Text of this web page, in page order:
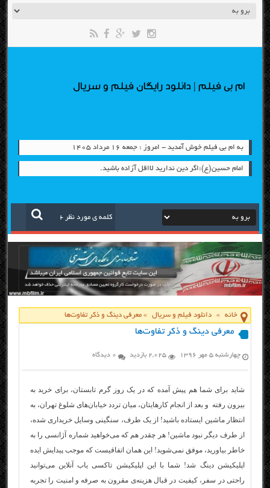
ام بی فیلم | دانلود رایگان فیلم و سریال
به ام بی فیلم خوش آمدید - امروز : جمعه ۱۶ مرداد ۱۴۰۵
امام حسين(ع):اگر دين نداريد لااقل آزاده باشيد.
خانه » دانلود فیلم و سریال »معرفی دینگ و ذکر تفاوت‌ها
معرفی دینگ و ذکر تفاوت‌ها
چهارشنبه ۵ مهر ۱۳۹۶ 2,025 بازدید 0 دیدگاه
شاید برای شما هم پیش آمده که در یک روز گرم تابستان، برای خرید به
بیرون رفته و بعد از انجام کارهایتان، میان تردد خیابان‌های شلوغ تهران، به
انتظار ماشین ایستاده‌ باشید! از یک طرف، سنگینی وسایل خریداری شده،
از طرف دیگر نبود ماشین! هر چقدر هم که می‌خواهید شماره آژانسی را به
خاطر بیاورید، موفق نمی‌شوید! این همان اتفاقیست که موجب پیدایش ایده
اپلیکیشن دینگ شد! شما با این اپلیکیشن تاکسی یاب آنلاین می‌توانید
راحتی در سفر، کیفیت در قبال هزینه‌ی مقرون به صرفه و امنیت را تجربه